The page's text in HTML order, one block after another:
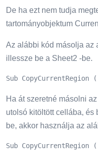
De ha ezt nem tudja
tartományobjektum
Az alábbi kód másolja az
illessze be a Sheet2 -be.
Sub
Ha át szeretné másolni
utolsó kitöltött cellába, és
be, akkor használja az
Sub